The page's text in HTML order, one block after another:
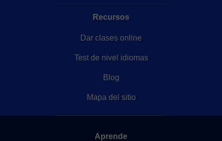
Recursos
Dar clases online
Test de nivel idiomas
Blog
Mapa del sitio
Aprende